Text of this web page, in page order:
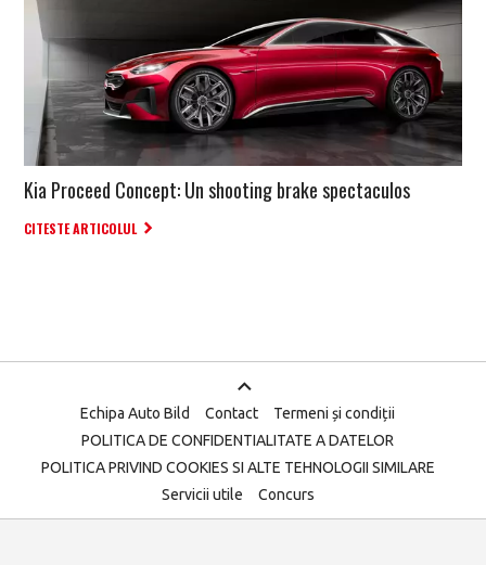
Kia Proceed Concept: Un shooting brake spectaculos
CITESTE ARTICOLUL
Echipa Auto Bild Contact
Termeni și condiții
POLITICA DE CONFIDENTIALITATE A DATELOR
POLITICA PRIVIND COOKIES SI ALTE TEHNOLOGII SIMILARE
Servicii utile
Concurs